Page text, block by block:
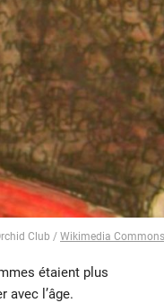
Club / Wikimedia Commons
étaient plus
avec l’âge.